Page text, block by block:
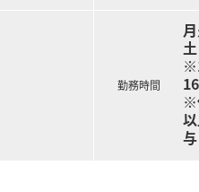
勤務時間
※
与